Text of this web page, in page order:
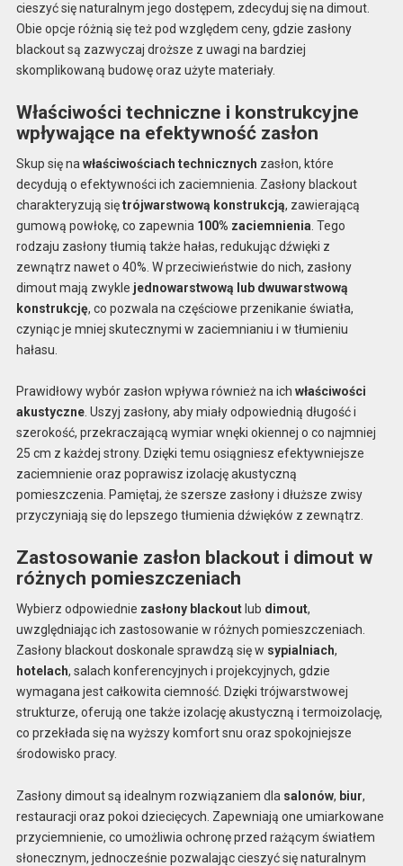
cieszyć się naturalnym jego dostępem, zdecyduj się na dimout.
Obie opcje różnią się też pod względem ceny, gdzie zasłony
blackout są zazwyczaj droższe z uwagi na bardziej
skomplikowaną budowę oraz użyte materiały.
Właściwości techniczne i konstrukcyjne
wpływające na efektywność zasłon
Skup się na właściwościach technicznych zasłon, które
decydują o efektywności ich zaciemnienia. Zasłony blackout
charakteryzują siętrójwarstwową konstrukcją, zawierającą
gumową powłokę, co zapewnia 100% zaciemnienia . Tego
rodzaju zasłony tłumią także hałas, redukując dźwięki z
zewnątrz nawet o 40%. W przeciwieństwie do nich, zasłony
dimout mają zwykle jednowarstwową lub dwuwarstwową
konstrukcję, co pozwala na częściowe przenikanie światła,
czyniąc je mniej skutecznymi w zaciemnianiu i w tłumieniu
hałasu.
Prawidłowy wybór zasłon wpływa również na ich właściwości
akustyczne. Uszyj zasłony, aby miały odpowiednią długość i
szerokość, przekraczającą wymiar wnęki okiennej o co najmniej
25 cm z każdej strony. Dzięki temu osiągniesz efektywniejsze
zaciemnienie oraz poprawisz izolację akustyczną
pomieszczenia. Pamiętaj, że szersze zasłony i dłuższe zwisy
przyczyniają się do lepszego tłumienia dźwięków z zewnątrz.
Zastosowanie zasłon blackout i dimout w
różnych pomieszczeniach
Wybierz odpowiednie zasłony blackoutlub dimout,
uwzględniając ich zastosowanie w różnych pomieszczeniach.
Zasłony blackout doskonale sprawdzą się w sypialniach,
hotelach, salach konferencyjnych i projekcyjnych, gdzie
wymagana jest całkowita ciemność. Dzięki trójwarstwowej
strukturze, oferują one także izolację akustyczną i termoizolację,
co przekłada się na wyższy komfort snu oraz spokojniejsze
środowisko pracy.
Zasłony dimout są idealnym rozwiązaniem dla salonów, biur,
restauracji oraz pokoi dziecięcych. Zapewniają one umiarkowane
przyciemnienie, co umożliwia ochronę przed rażącym światłem
słonecznym, jednocześnie pozwalając cieszyć się naturalnym